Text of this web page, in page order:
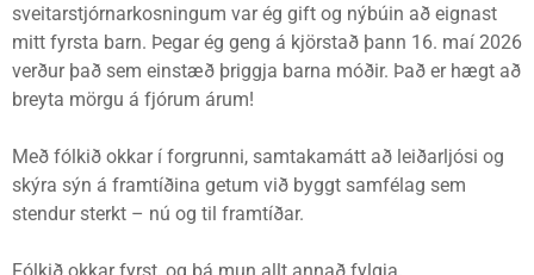
sveitarstjórnarkosningum var ég gift og nýbúin að eignast
mitt fyrsta barn. Þegar ég geng á kjörstað þann 16. maí 2026
verður það sem einstæð þriggja barna móðir. Það er hægt að
breyta mörgu á fjórum árum!
Með fólkið okkar í forgrunni, samtakamátt að leiðarljósi og
skýra sýn á framtíðina getum við byggt samfélag sem
stendur sterkt – nú og til framtíðar.